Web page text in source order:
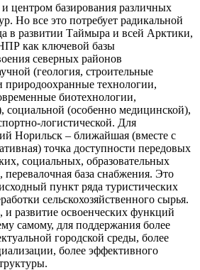
центром базирования различных
Но все это потребует радикальной
в развитии Таймыра и всей Арктики,
как ключевой базы
северных районов
(геология, строительные
природоохранные технологии,
биотехнологии,
социальной (особенно медицинской),
логистической. Для
Норильск – ближайшая (вместе с
точка доступности передовых
социальных, образовательных
перевалочная база снабжения. Это
пункт ряда туристических
сельскохозяйственного сырья.
и развитие освоенческих функций
самому, для поддержания более
городской среды, более
более эффективного